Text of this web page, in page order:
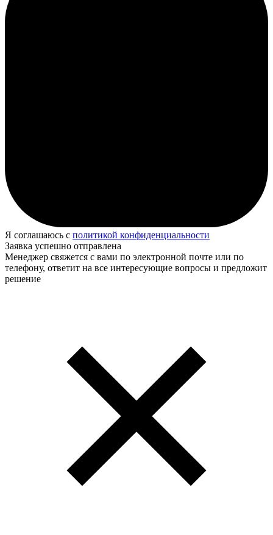
Я соглашаюсь с политикой конфиденциальности
Заявка успешно отправлена
Менеджер свяжется с вами по электронной почте или по
телефону, ответит на все интересующие вопросы и предложит
решение